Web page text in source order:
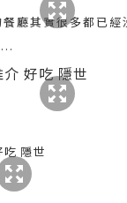
廳其實很多都已經